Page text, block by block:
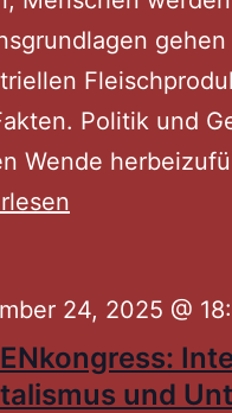
Politik und
Wende
und
24, 2025 @